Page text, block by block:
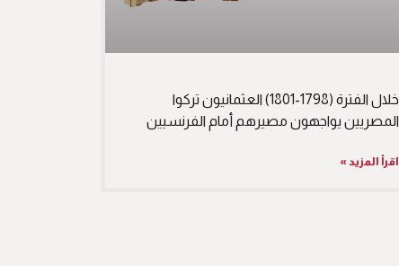
خلال الفترة (1798-1801) العثمانيون تركوا
المصريين يواجهون مصيرهم أمام الفرنسيين
اقرأ المزيد »